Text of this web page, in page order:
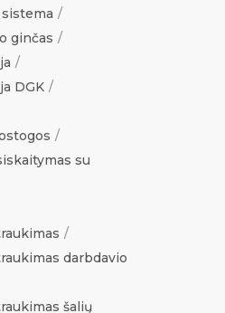
ginčas
DGK
su
darbdavio
šalių